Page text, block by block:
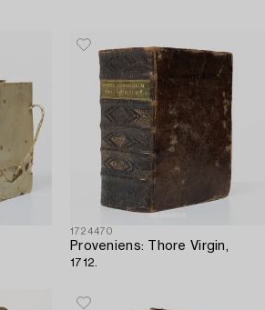
1724470
Proveniens: Thore Virgin,
1712.